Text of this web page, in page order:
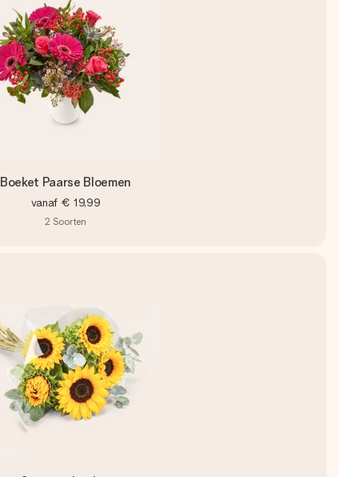
Boeket Paarse Bloemen
vanaf € 19,99
2 Soorten